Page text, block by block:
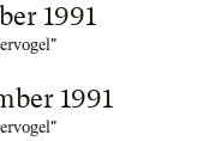
1991
1991